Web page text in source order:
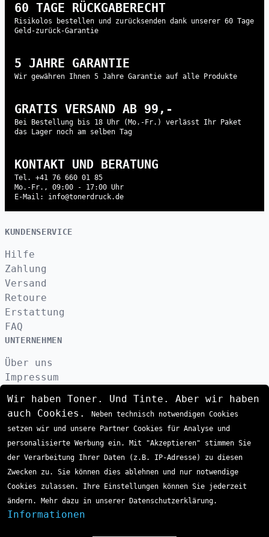
60 TAGE RÜCKGABERECHT
Risikolos bestellen und zurücksenden dank unserer 60 Tage
Geld-zurück-Garantie
5 JAHRE GARANTIE
Wir gewähren Ihnen 5 Jahre Garantie auf alle Produkte
GRATIS VERSAND AB 99,-
Bei Bestellung bis 18 Uhr (Mo.-Fr.) verlässt Ihr Paket
das Lager noch am selben Tag
KONTAKT UND BERATUNG
Tel. +41 76 660 01 85
Mo.-Fr., 09:00 - 17:00 Uhr
E-Mail: info@tonerdruck.de
KUNDENSERVICE
Hilfe
Zahlung
Versand
Retoure
Erstattung
FAQ
UNTERNEHMEN
Über uns
Impressum
VERSAND
ZAHLUNGSARTEN
Wir haben Toner. Und Tinte. Aber wir haben
auch Cookies.
Neben technisch notwendigen Cookies
setzen wir und unsere Partner Cookies für Analyse und
personalisierte Werbung ein. Mit "Akzeptieren" stimmen Sie
der Verarbeitung Ihrer Daten (z.B. IP-Adresse) zu diesen
Zwecken zu. Sie können dies ablehnen und nur notwendige
Cookies zulassen. Ihre Einstellungen können Sie jederzeit
ändern. Mehr dazu in unserer Datenschutzerklärung.
Informationen